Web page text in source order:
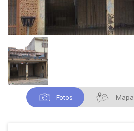
Fotos Mapa